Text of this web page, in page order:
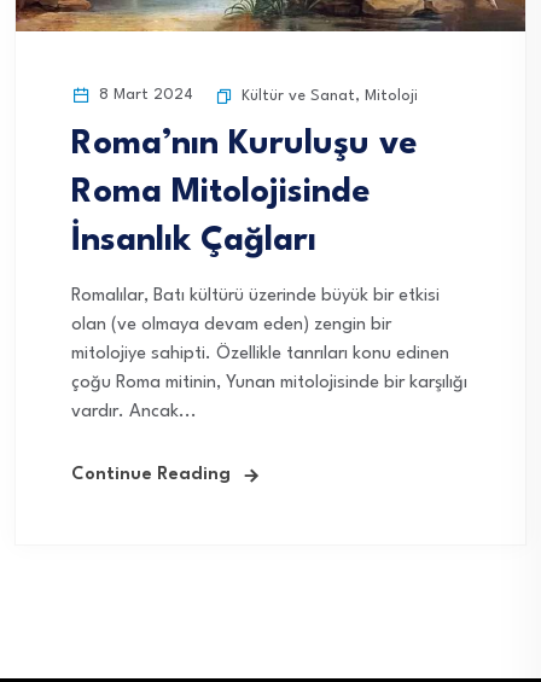
8 Mart 2024 Kültür ve Sanat, Mitoloji
Roma’nın Kuruluşu ve
Roma Mitolojisinde
İnsanlık Çağları
Romalılar, Batı kültürü üzerinde büyük bir etkisi
olan (ve olmaya devam eden) zengin bir
mitolojiye sahipti. Özellikle tanrıları konu edinen
çoğu Roma mitinin, Yunan mitolojisinde bir karşılığı
vardır. Ancak...
Continue Reading